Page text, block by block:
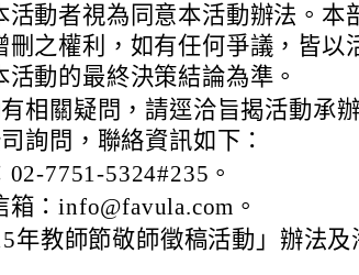
活動者視為同意本活動辦法。本
刪之權利，如有任何爭議，皆以
活動的最終決策結論為準。
相關疑問，請逕洽旨揭活動承
詢問，聯絡資訊如下：
02-7751-5324#235。
箱：info@favula.com。
年教師節敬師徵稿活動」辦法及